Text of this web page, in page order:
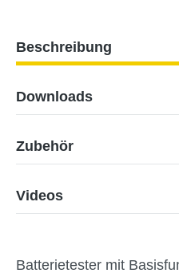
Beschreibung
Downloads
Zubehör
Videos
Batterietester mit